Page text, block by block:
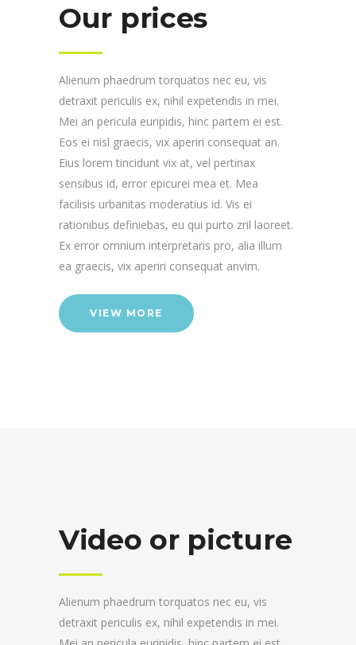
Our prices
Alienum phaedrum torquatos nec eu, vis
detraxit periculis ex, nihil expetendis in mei.
Mei an pericula euripidis, hinc partem ei est.
Eos ei nisl graecis, vix aperiri consequat an.
Eius lorem tincidunt vix at, vel pertinax
sensibus id, error epicurei mea et. Mea
facilisis urbanitas moderatius id. Vis ei
rationibus definiebas, eu qui purto zril laoreet.
Ex error omnium interpretaris pro, alia illum
ea graecis, vix aperiri consequat anvim.
VIEW MORE
Video or picture
Alienum phaedrum torquatos nec eu, vis
detraxit periculis ex, nihil expetendis in mei.